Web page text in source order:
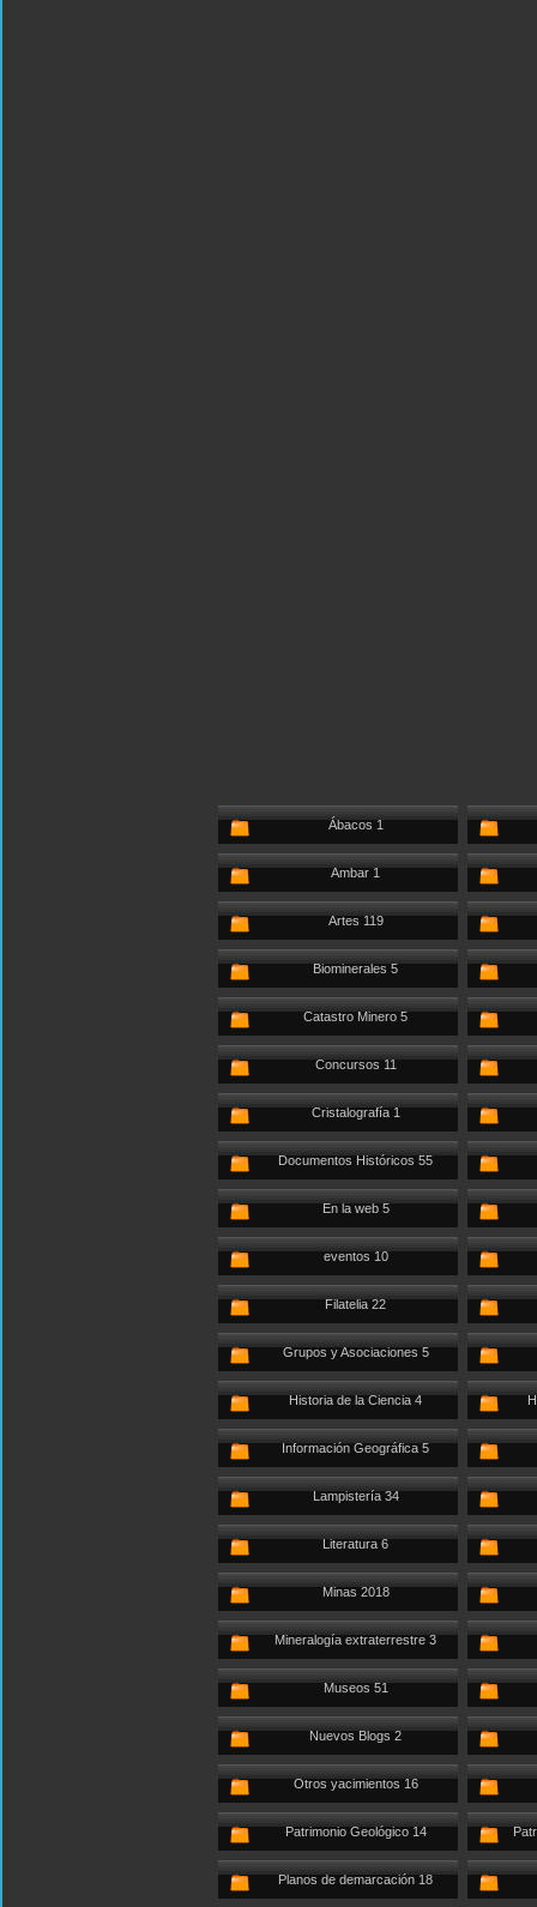
Ábacos 1
Ambar 1
Artes 119
Biominerales 5
Catastro Minero 5
Concursos 11
Cristalografía 1
Documentos Históricos 55
En la web 5
eventos 10
Filatelia 22
Grupos y Asociaciones 5
Historia de la Ciencia 4
Información Geográfica 5
Lampistería 34
Literatura 6
Minas 2018
Mineralogía extraterrestre 3
Museos 51
Nuevos Blogs 2
Otros yacimientos 16
Patrimonio Geológico 14
Planos de demarcación 18